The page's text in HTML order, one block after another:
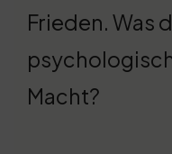
Frieden. Was
Macht?